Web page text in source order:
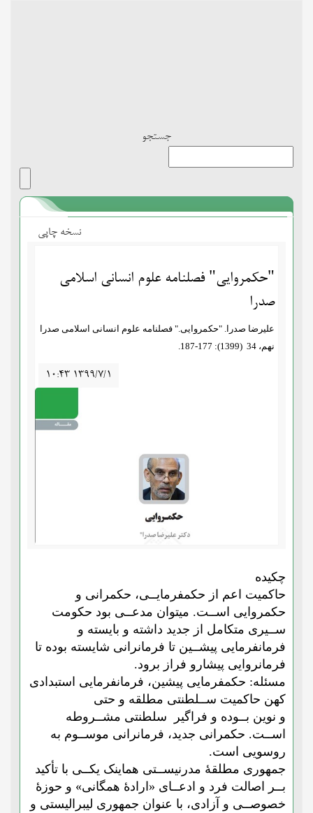
جستجو
نسخه چاپی
"حکمروایی" فصلنامه علوم انسانی اسلامی
صدرا
علیرضا صدرا. "حکمروایی." فصلنامه علوم انسانی اسلامی صدرا
نهم، 34 (1399): 177-187.
۱۰:۴۳ ۱۳۹۹/۷/۱
چکیده
حاکمیت اعم از حکمفرمایــی، حکمرانی و
حکمروایی اســت. میتوان مدعــی بود حکومت
ســیری متکامل از جدید داشته و بایسته و
فرمانفرمایی پیشــین تا فرمانرانی شایسته بوده تا
فرمانروایی پیشارو فراز برود.
مسئله: حکمفرمایی پیشین، فرمانفرمایی استبدادی
کهن حاکمیت ســلطنتی مطلقه و حتی
و نوین بــوده و فراگیر سلطنتی مشــروطه
اســت. حکمرانی جدید، فرمانرانی موســوم به
روسویی است.
جمهوری مطلقۀ مدرنیســتی هماینک یکــی با تأکید
بــر اصالت فرد و ادعــای «ارادۀ همگانی» و حوزۀ
خصوصــی و آزادی، با عنوان جمهوری لیبرالیستی و